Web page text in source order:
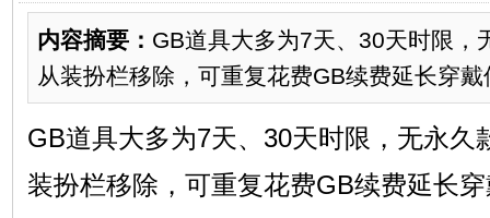
内容摘要： GB道具大多为7天、30天时限，
从装扮栏移除，可重复花费GB续费延长穿
GB道具大多为7天、30天时限，无永久
装扮栏移除，可重复花费GB续费延长